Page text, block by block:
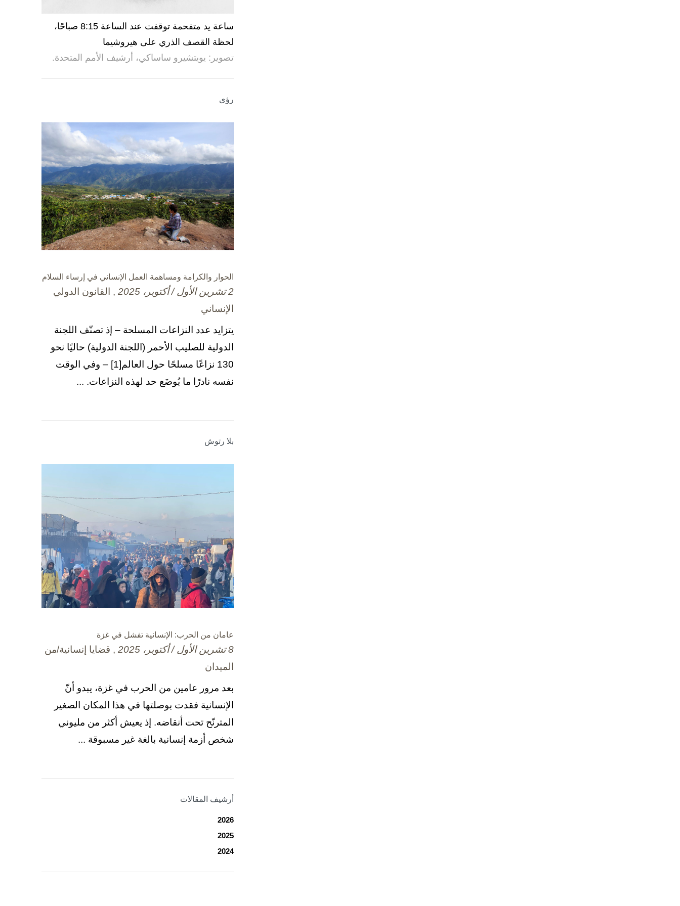
ساعة يد متفحمة توقفت عند الساعة 8:15 صباحًا،
لحظة القصف الذري على هيروشيما
تصوير: يويتشيرو ساساكي، أرشيف الأمم المتحدة.
رؤى
الحوار والكرامة ومساهمة العمل الإنساني في إرساء السلام
2 تشرين الأول / أكتوبر، 2025
, القانون الدولي
الإنساني
يتزايد عدد النزاعات المسلحة – إذ تصنّف اللجنة
الدولية للصليب الأحمر (اللجنة الدولية) حاليًا نحو
130 نزاعًا مسلحًا حول العالم[1] – وفي الوقت
نفسه نادرًا ما يُوضَع حد لهذه النزاعات. ...
بلا رتوش
عامان من الحرب: الإنسانية تفشل في غزة
8 تشرين الأول / أكتوبر، 2025
, قضايا إنسانية/من
الميدان
بعد مرور عامين من الحرب في غزة، يبدو أنّ
الإنسانية فقدت بوصلتها في هذا المكان الصغير
المترنّح تحت أنقاضه. إذ يعيش أكثر من مليوني
شخص أزمة إنسانية بالغة غير مسبوقة ...
أرشيف المقالات
2026
2025
2024